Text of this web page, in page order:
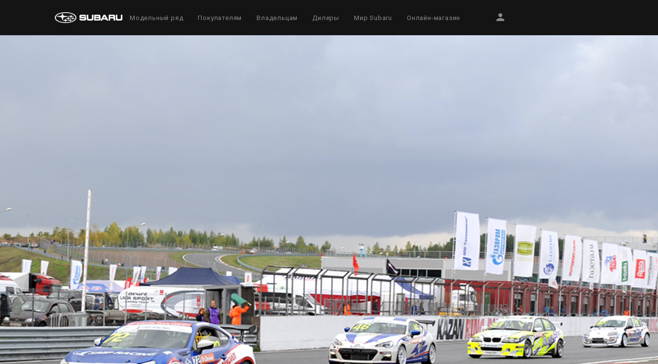
Модельный ряд Покупателям Владельцам Дилеры Мир Subaru Онлайн-магазин